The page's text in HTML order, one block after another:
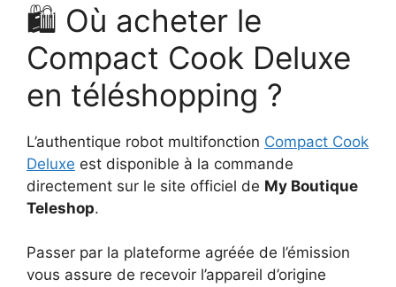
🛍️ Où acheter le
Compact Cook Deluxe
en téléshopping ?
L’authentique robot multifonction Compact Cook
Deluxe est disponible à la commande
directement sur le site officiel de My Boutique
Teleshop.
Passer par la plateforme agréée de l’émission
vous assure de recevoir l’appareil d’origine